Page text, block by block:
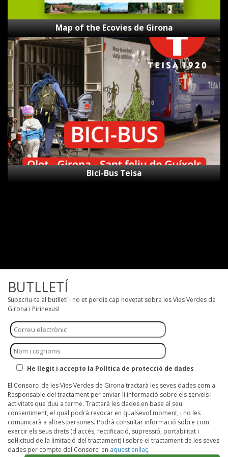
Map of the Ecovies de Girona
Bici-
Bus
Teisa
Bici-Bus Teisa
BUTLLETÍ
Subscriu-te al butlletí i no et perdis cap novetat sobre les Vies Verdes de
Girona i Pirinexus!
He llegit i accepto la Política de protecció de dades
El Consorci de les Vies Verdes de Girona tractarà les seves dades com a
Responsable del tractament per enviar-li informació sobre els serveis i
activitats que duu a terme. Tractarà les dades en base al seu
consentiment, el qual podrà revocar en qualsevol moment, i no les
comunicarà a altres persones. Podrà consultar informació sobre com
exercir els seus drets (d'accés, rectificació, supressió, portabilitat i
sol·licitud de la limitació del tractament) i sobre el tractament de les seves
dades per compte del Consorci en aquest enllaç.